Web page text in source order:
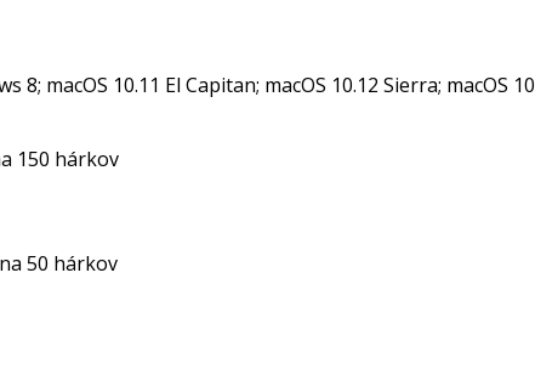
8; macOS 10.11 El Capitan; macOS 10.12 Sierra; macOS
150 hárkov
50 hárkov